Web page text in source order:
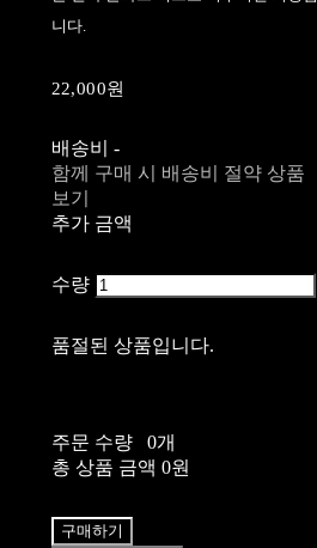
니다.
22,000원
배송비 -
함께 구매 시 배송비 절약 상품
보기
추가 금액
수량
품절된 상품입니다.
주문 수량
0개
총 상품 금액 0원
구매하기